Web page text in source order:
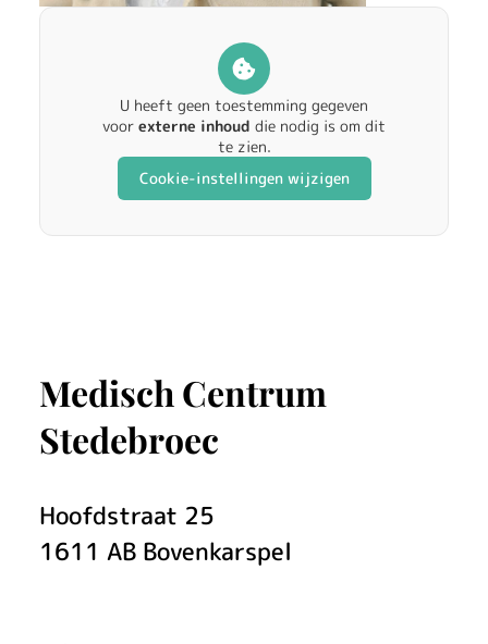
U heeft geen toestemming gegeven
voor externe inhoud die nodig is om dit
te zien.
Cookie-instellingen wijzigen
Medisch Centrum
Stedebroec
Hoofdstraat 25
1611 AB Bovenkarspel